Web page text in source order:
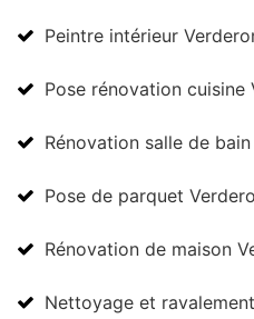
Peintre intérieur
Pose rénovation cuisine
Rénovation salle de
Pose de parquet
Rénovation de maison
Nettoyage et